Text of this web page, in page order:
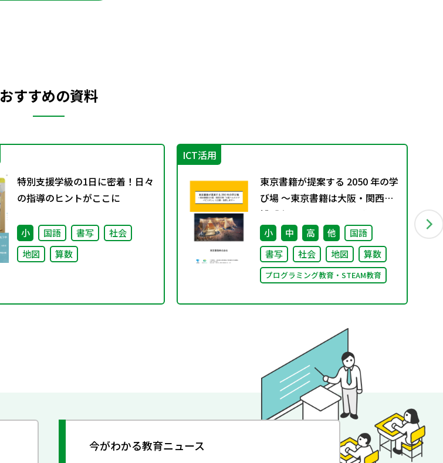
おすすめの資料
特別支援学級の1日に密着！日々
の指導のヒントがここに
小 国語 書写
社会
地図
算数
ICT活用
東京書籍が提案する 2050 年の学
び場 ～東京書籍は大阪・関西万
博「大阪ヘルスケア パビリオ
ン」に出展・協賛します～
小 中 高 他
国語
書写
社会 地図 算数
プログラミング教育・STEAM教育
今がわかる教育ニュース